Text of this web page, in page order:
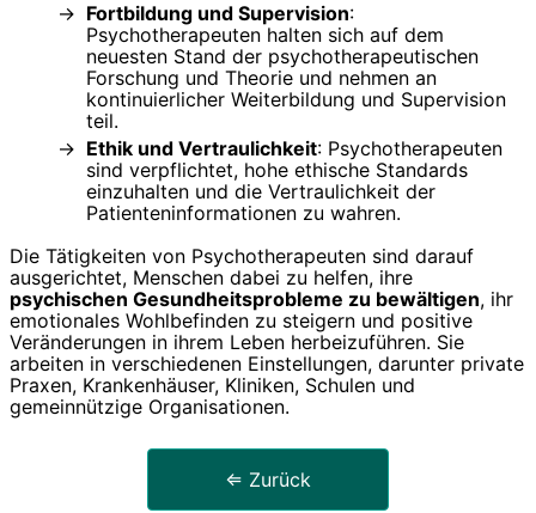
Fortbildung und Supervision:
Psychotherapeuten halten sich auf dem
neuesten Stand der psychotherapeutischen
Forschung und Theorie und nehmen an
kontinuierlicher Weiterbildung und Supervision
teil.
Ethik und Vertraulichkeit: Psychotherapeuten
sind verpflichtet, hohe ethische Standards
einzuhalten und die Vertraulichkeit der
Patienteninformationen zu wahren.
Die Tätigkeiten von Psychotherapeuten sind darauf
ausgerichtet, Menschen dabei zu helfen, ihre
psychischen Gesundheitsprobleme zu bewältigen, ihr
emotionales Wohlbefinden zu steigern und positive
Veränderungen in ihrem Leben herbeizuführen. Sie
arbeiten in verschiedenen Einstellungen, darunter private
Praxen, Krankenhäuser, Kliniken, Schulen und
gemeinnützige Organisationen.
⇐ Zurück